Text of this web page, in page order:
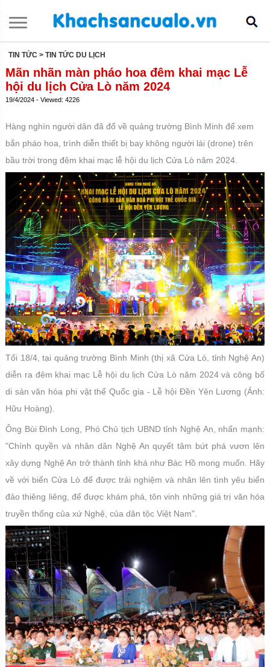
TIN TỨC > TIN TỨC DU LỊCH
Mãn nhãn màn pháo hoa đêm khai mạc Lễ
hội du lịch Cửa Lò năm 2024
19/4/2024 - Viewed: 4226
Hàng nghìn người dân đã đổ về quảng trường Bình Minh để xem
bắn pháo hoa, trình diễn thiết bị bay không người lái (drone) trên
bầu trời trong đêm khai mạc lễ hội du lịch Cửa Lò năm 2024.
Tối 18/4, tại quảng trường Bình Minh (thị xã Cửa Lò, tỉnh Nghệ An)
diễn ra đêm khai mạc Lễ hội du lịch Cửa Lò năm 2024 và công bố
di sản văn hóa phi vật thể Quốc gia - Lễ hội Đền Yên Lương (Ảnh:
Hữu Hoàng).
Ông Bùi Đình Long, Phó Chủ tịch UBND tỉnh Nghệ An, nhấn mạnh:
"Chính quyền và nhân dân Nghệ An quyết tâm bứt phá vươn lên
xây dựng Nghệ An trở thành tỉnh khá như Bác Hồ mong muốn. Hãy
về với biển Cửa Lò để được trải nghiệm và nhân lên tình yêu biển
đảo thiêng liêng, để được khám phá, tôn vinh những giá trị văn hóa
truyền thống của xứ Nghệ, của dân tộc Việt Nam".